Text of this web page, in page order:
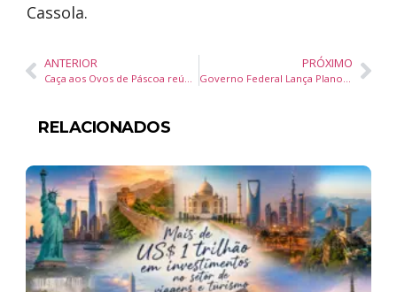
Cassola.
ANTERIOR
Caça aos Ovos de Páscoa reúne mais de 1.000 pessoas no estádio do Marcílio Dias
PRÓXIMO
Governo Federal Lança Plano Nacional para Reduzir Diferença Salarial entre Homens e Mulheres até 2027
RELACIONADOS